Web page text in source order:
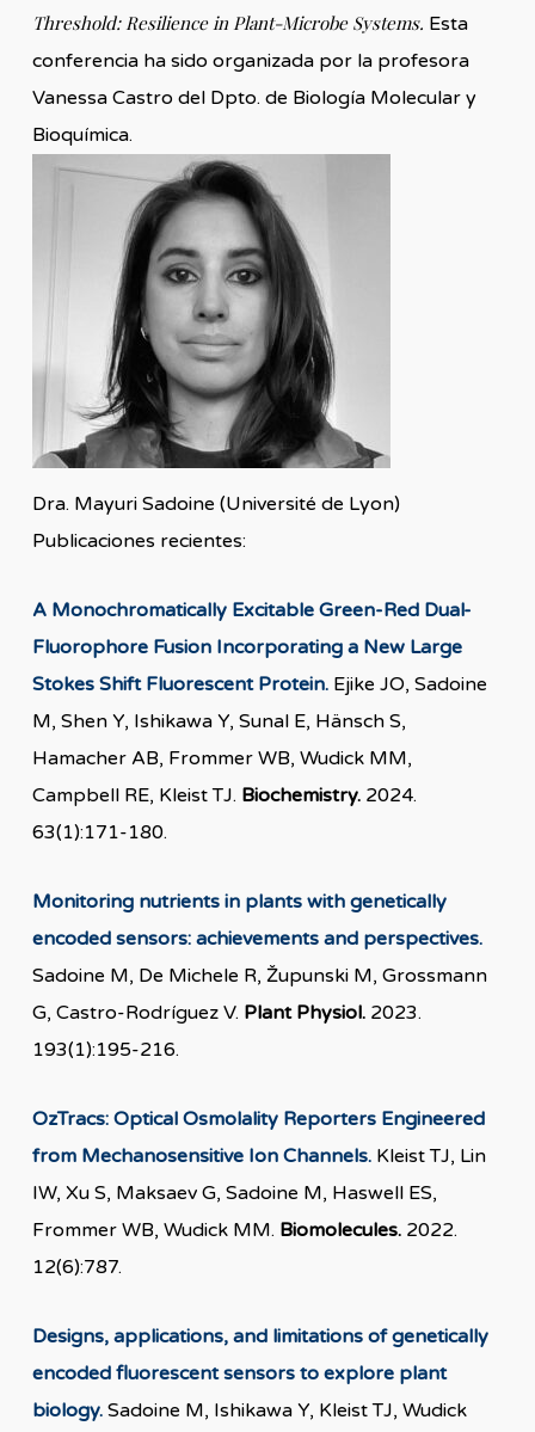
Threshold: Resilience in Plant-Microbe Systems. Esta
conferencia ha sido organizada por la profesora
Vanessa Castro del Dpto. de Biología Molecular y
Bioquímica.
Dra. Mayuri Sadoine (Université de Lyon)
Publicaciones recientes:
A Monochromatically Excitable Green-Red Dual-
Fluorophore Fusion Incorporating a New Large
Stokes Shift Fluorescent Protein.Ejike JO, Sadoine
M, Shen Y, Ishikawa Y, Sunal E, Hänsch S,
Hamacher AB, Frommer WB, Wudick MM,
Campbell RE, Kleist TJ. Biochemistry.2024.
63(1):171-180.
Monitoring nutrients in plants with genetically
encoded sensors: achievements and perspectives.
Sadoine M, De Michele R, Župunski M, Grossmann
G, Castro-Rodríguez V. Plant Physiol.2023.
193(1):195-216.
OzTracs: Optical Osmolality Reporters Engineered
from Mechanosensitive Ion Channels.Kleist TJ, Lin
IW, Xu S, Maksaev G, Sadoine M, Haswell ES,
Frommer WB, Wudick MM. Biomolecules.2022.
12(6):787.
Designs, applications, and limitations of genetically
encoded fluorescent sensors to explore plant
biology.Sadoine M, Ishikawa Y, Kleist TJ, Wudick